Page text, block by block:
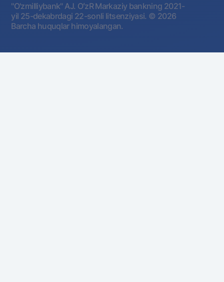
"O'zmilliybank" AJ. OʻzR Markaziy bankning 2021-
yil 25-dekabrdagi 22-sonli litsenziyasi. © 2026
Barcha huquqlar himoyalangan.